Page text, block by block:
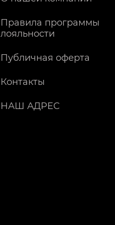
Правила программы
лояльности
Публичная оферта
Контакты
НАШ АДРЕС